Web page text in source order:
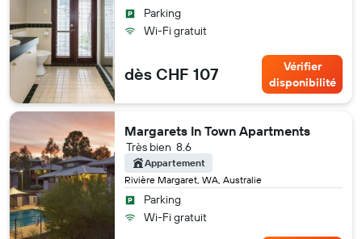
Parking
Wi-Fi gratuit
dès CHF 107
Vérifier
disponibilité
Margarets In Town Apartments
Rivière Margaret, WA, Australie
8.6
Très bien
Appartement
Parking
Wi-Fi gratuit